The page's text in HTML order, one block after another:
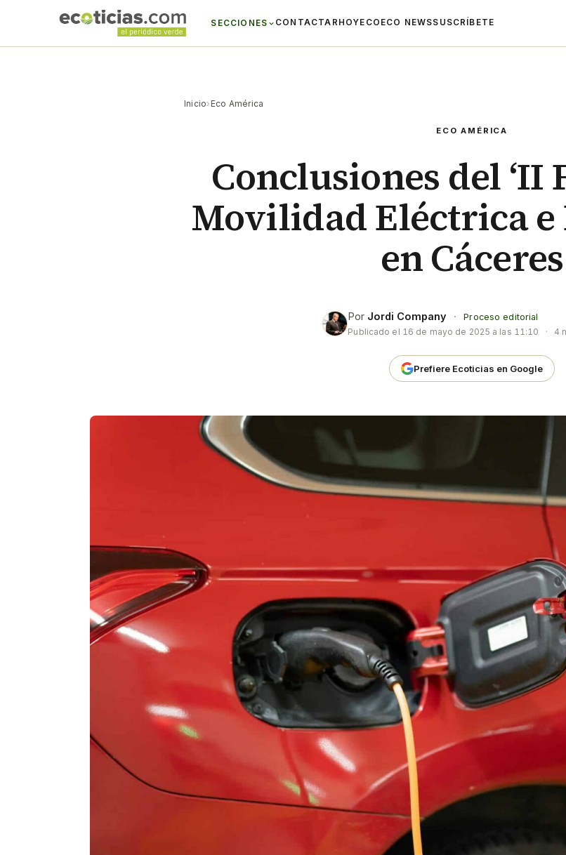
SECCIONES CONTACTAR HOYECO ECO NEWSSUSCRÍBETE
Inicio› Eco América
ECO AMÉRICA
Conclusiones del ‘II
Movilidad Eléctrica e
en Cáceres
Por Jordi Company ·
Proceso editorial
Publicado el 16 de mayo de 2025 a las 11:10 · 4
Prefiere Ecoticias en Google